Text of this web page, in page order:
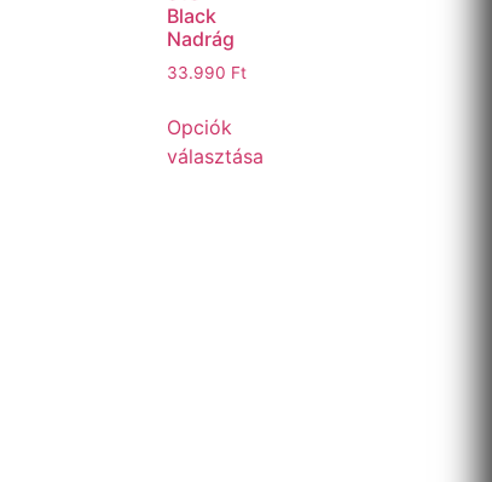
Black
Nadrág
33.990 Ft
Opciók
választása